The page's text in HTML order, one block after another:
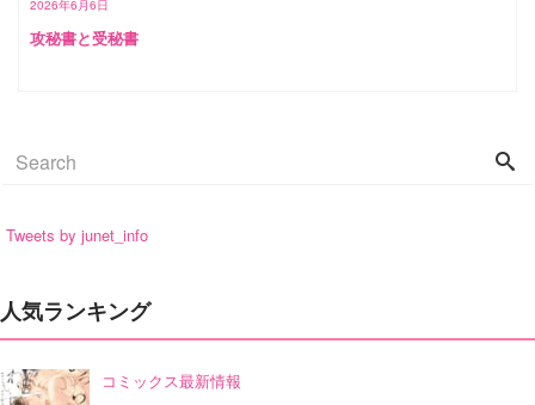
2026年6月6日
攻秘書と受秘書
Tweets by junet_info
人気ランキング
コミックス最新情報